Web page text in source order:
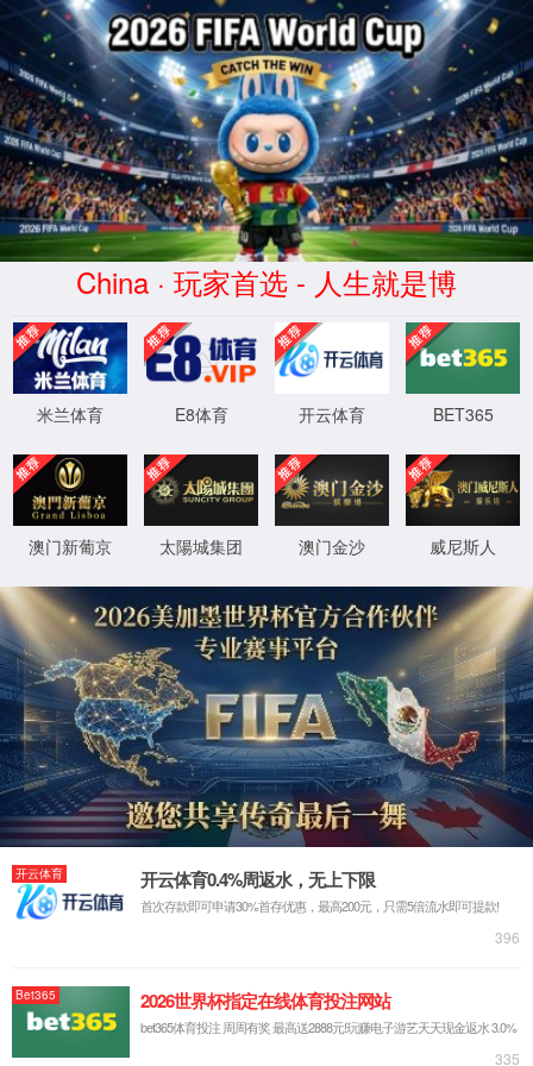
404
Error
◂返回首页 ◂返回上一页
没有发现你要找的页面, 经砖家仔细研究结果如下:
贵玉手输入地址时可能存在键入错误
小蜗牛把页面落家里忘记带了
电信网通那头接口生锈了
网站首页|关于我们| 新闻中心 |产品展